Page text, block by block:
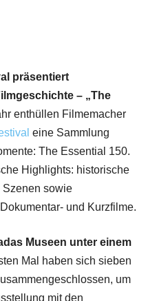
präsentiert
– „The
enthüllen Filmemacher
eine Sammlung
The Essential 150.
Highlights: historische
Szenen sowie
und Kurzfilme.
Museen unter einem
Mal haben sich sieben
um
mit den